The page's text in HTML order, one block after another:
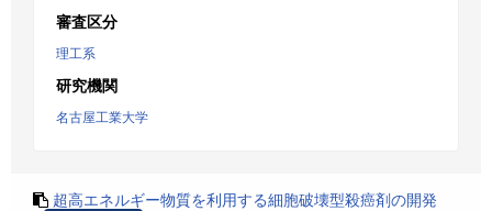
審査区分
理工系
研究機関
名古屋工業大学
超高エネルギー物質を利用する細胞破壊型殺癌剤の開発